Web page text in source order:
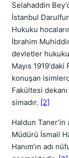
Selahaddin
İstanbul
Hukuku
İbrahim
devletler
Mayıs
konuşan
Fakültesi
simadır. [2]
Haldun
Müdürü İsmail
Hanım’ın adı